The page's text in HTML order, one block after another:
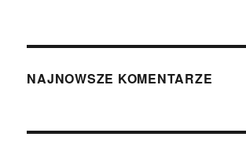
NAJNOWSZE KOMENTARZE